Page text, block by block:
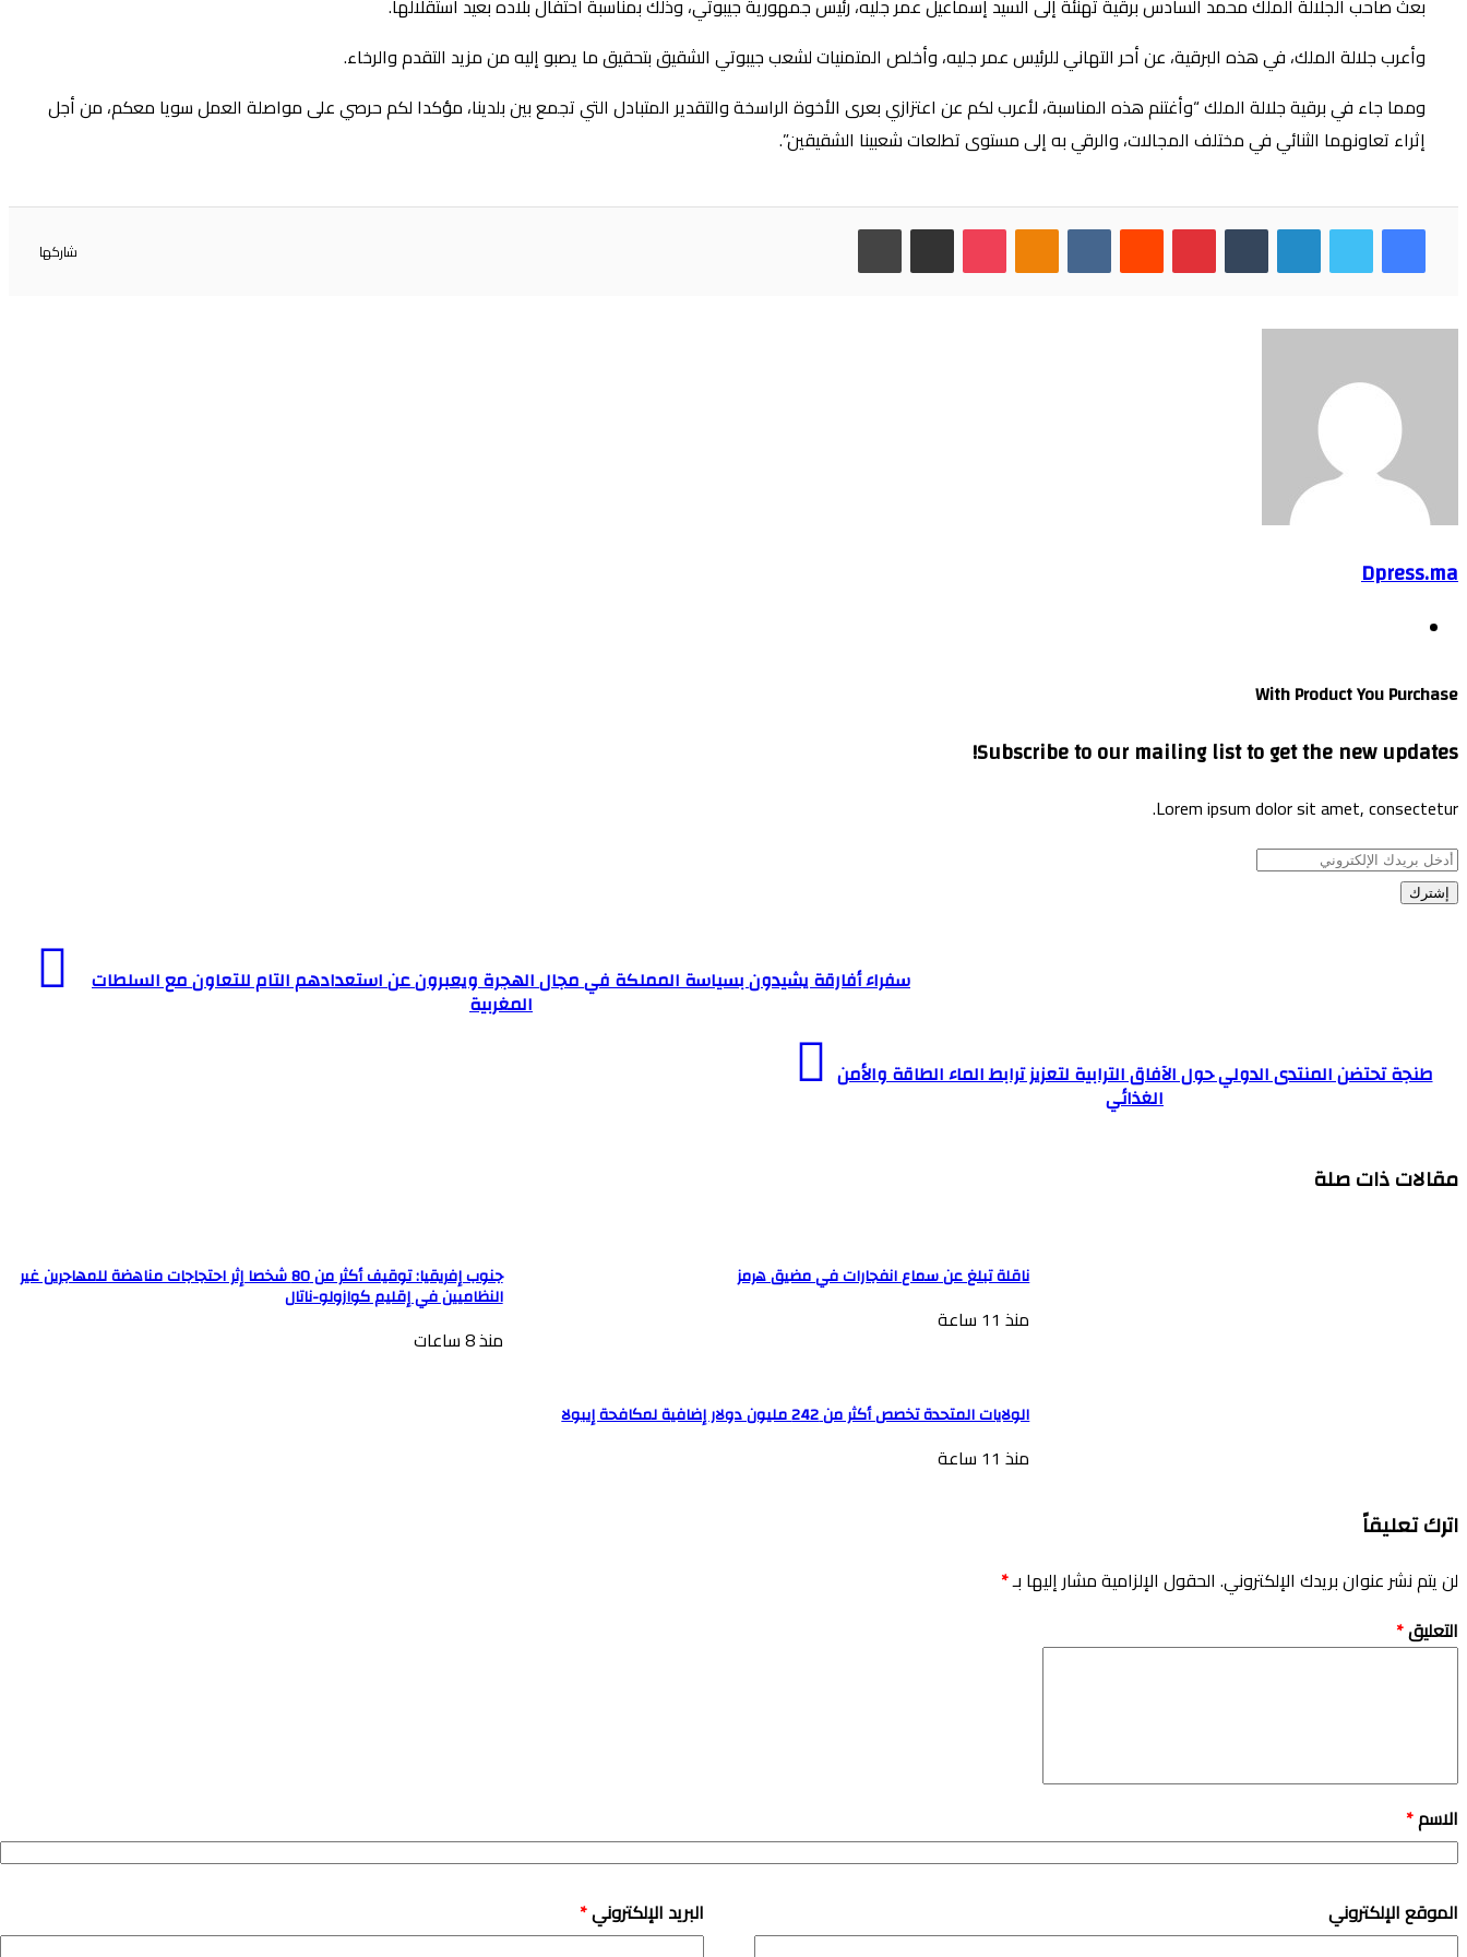
وأعرب جلالة الملك، في هذه البرقية، عن أحر التهاني للرئيس عمر جليه، وأخلص المتمنيات لشعب جيبوتي الشقيق بتحقيق ما يصبو إليه من مزيد التقدم والرخاء.
ومما جاء في برقية جلالة الملك “وأغتنم هذه المناسبة، لأعرب لكم عن اعتزازي بعرى الأخوة الراسخة والتقدير المتبادل التي تجمع بين بلدينا، مؤكدا لكم حرصي على مواصلة العمل سويا معكم، من أجل
إثراء تعاونهما الثنائي في مختلف المجالات، والرقي به إلى مستوى تطلعات شعبينا الشقيقين”.
شاركها
فيسبوكتويتر لينكدإن بينتيريست Odnoklassniki
بوكيت مشاركة عبر البريد طباعة
Dpress.ma
With Product You Purchase
Subscribe to our mailing list to get the new updates!
Lorem ipsum dolor sit amet, consectetur.
أدخل
بريدك
سفراء أفارقة يشيدون بسياسة المملكة في مجال الهجرة ويعبرون عن استعدادهم التام للتعاون مع السلطات
المغربية
طنجة تحتضن المنتدى الدولي حول الآفاق الترابية لتعزيز ترابط الماء الطاقة والأمن
الغذائي
مقالات ذات صلة
جنوب إفريقيا: توقيف أكثر من 80 شخصا إثر احتجاجات مناهضة للمهاجرين غير
النظاميين في إقليم كوازولو-ناتال
منذ 8 ساعات
ناقلة تبلغ عن سماع انفجارات في مضيق هرمز
منذ 11 ساعة
الولايات المتحدة تخصص أكثر من 242 مليون دولار إضافية لمكافحة إيبولا
منذ 11 ساعة
اترك تعليقاً
لن يتم نشر عنوان بريدك الإلكتروني. الحقول الإلزامية مشار إليها بـ*
التعليق*
الاسم*
البريد الإلكتروني* الموقع الإلكتروني